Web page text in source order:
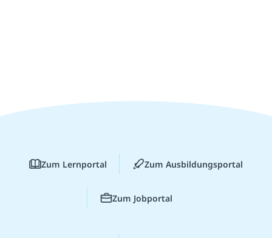
Zum Lernportal Zum Ausbildungsportal
Zum Jobportal